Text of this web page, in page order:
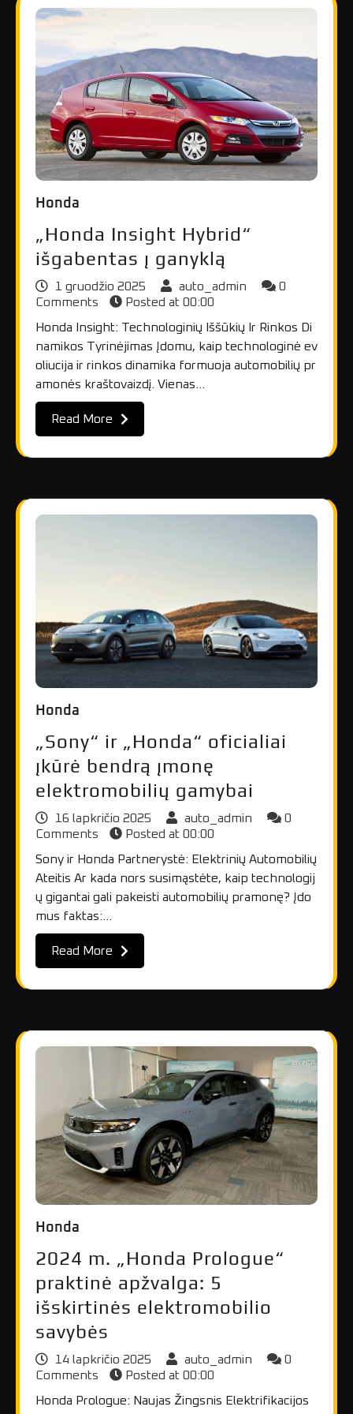
Honda
„Honda Insight Hybrid“
išgabentas į ganyklą
1 gruodžio 2025 auto_admin
0
Comments
Posted at 00:00
Honda Insight: Technologinių Iššūkių Ir Rinkos Di
namikos Tyrinėjimas Įdomu, kaip technologinė ev
oliucija ir rinkos dinamika formuoja automobilių pr
amonės kraštovaizdį. Vienas…
Read More
Honda
„Sony“ ir „Honda“ oficialiai
įkūrė bendrą įmonę
elektromobilių gamybai
16 lapkričio 2025 auto_admin
0
Comments
Posted at 00:00
Sony ir Honda Partnerystė: Elektrinių Automobilių
Ateitis Ar kada nors susimąstėte, kaip technologij
ų gigantai gali pakeisti automobilių pramonę? Įdo
mus faktas:…
Read More
Honda
2024 m. „Honda Prologue“
praktinė apžvalga: 5
išskirtinės elektromobilio
savybės
14 lapkričio 2025 auto_admin
0
Comments
Posted at 00:00
Honda Prologue: Naujas Žingsnis Elektrifikacijos